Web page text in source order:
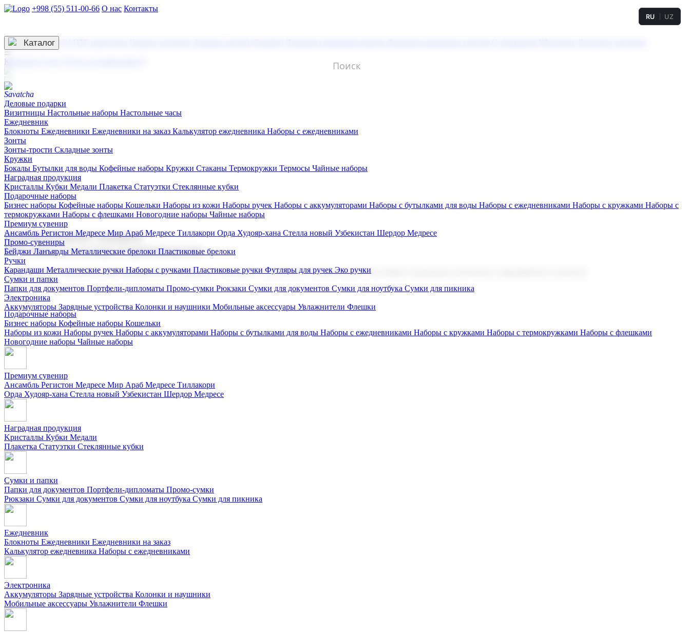
+998 (55) 511-00-66 О нас Контакты
3D гравировка
RU UZ
☰
Контакты
Каталог
Деловые подарки
Визитницы Настольные наборы Настольные часы
Ежедневник
Блокноты Ежедневники Ежедневники на заказ Калькулятор ежедневника Наборы с ежедневниками
Зонты
Зонты-трости Складные зонты
Кружки
Бокалы Бутылки для воды Кофейные наборы Кружки Стаканы Термокружки Термосы Чайные наборы
Наградная продукция
Kристаллы Кубки Медали Плакетка Статуэтки Стеклянные кубки
Подарочные наборы
Бизнес наборы Кофейные наборы Кошельки Наборы из кожи Наборы ручек Наборы с аккумуляторами Наборы с бутылками для воды Наборы с ежедневниками Наборы с кружками Наборы с
термокружками Наборы с флешками Новогодние наборы Чайные наборы
Премиум сувенир
Ансамбль Регистон Медресе Мир Араб Медресе Тиллакори Орда Худояр-хана Стелла новый Узбекистан Шердор Медресе
Промо-сувениры
Бейджи Ланъярды Металлические брелоки Пластиковые брелоки
Ручки
Карандаши Металлические ручки Наборы с ручками Пластиковые ручки Футляры для ручек Эко ручки
Сумки и папки
Папки для документов Портфели-дипломаты Промо-сумки Рюкзаки Сумки для документов Сумки для ноутбука Сумки для пикника
Электроника
Аккумуляторы Зарядные устройства Колонки и наушники Мобильные аксессуары Увлажнители Флешки
Корпоративные подарки
Поставка со склада и производство
Мы предлагаем широкий выбор корпоративных подарков и сувениров с логотипом. В нашем каталоге вы найдете продукцию для бизнеса, мероприятия и клиентов.
Подарочные наборы
Бизнес наборы Кофейные наборы Кошельки
Наборы из кожи Наборы ручек Наборы с аккумуляторами Наборы с бутылками для воды Наборы с ежедневниками Наборы с кружками Наборы с термокружками Наборы с флешками
Новогодние наборы Чайные наборы
Премиум сувенир
Ансамбль Регистон Медресе Мир Араб Медресе Тиллакори
Орда Худояр-хана Стелла новый Узбекистан Шердор Медресе
Наградная продукция
Kристаллы Кубки Медали
Плакетка Статуэтки Стеклянные кубки
Сумки и папки
Папки для документов Портфели-дипломаты Промо-сумки
Рюкзаки Сумки для документов Сумки для ноутбука Сумки для пикника
Ежедневник
Блокноты Ежедневники Ежедневники на заказ
Калькулятор ежедневника Наборы с ежедневниками
Электроника
Аккумуляторы Зарядные устройства Колонки и наушники
Мобильные аксессуары Увлажнители Флешки